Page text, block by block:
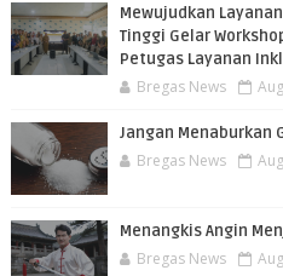
​Mewujudkan
Tinggi Gelar
Petugas Layanan
Bregas News
Jangan Menaburkan
Bregas News
Menangkis Angin
Bregas News